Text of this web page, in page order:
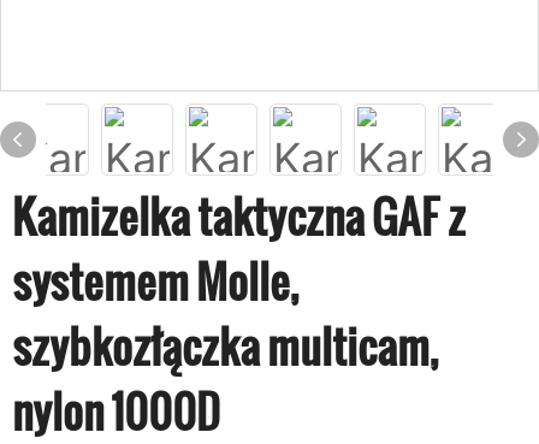
Kamizelka taktyczna GAF z
systemem Molle,
szybkozłączka multicam,
nylon 1000D